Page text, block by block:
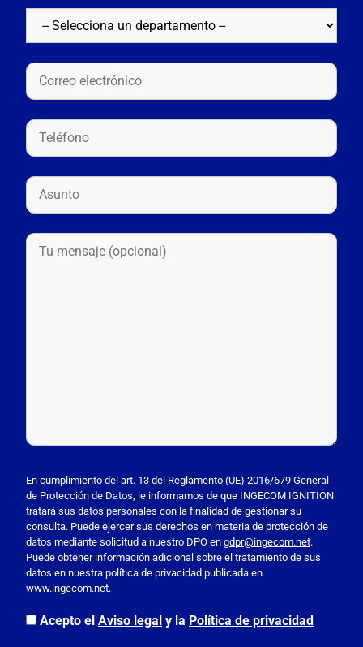
o
r
f
a
v
o
r
,
En cumplimiento del art. 13 del Reglamento (UE) 2016/679 General
de Protección de Datos, le informamos de que INGECOM IGNITION
tratará sus datos personales con la finalidad de gestionar su
consulta. Puede ejercer sus derechos en materia de protección de
datos mediante solicitud a nuestro DPO en gdpr@ingecom.net.
Puede obtener información adicional sobre el tratamiento de sus
datos en nuestra política de privacidad publicada en
www.ingecom.net.
Acepto el Aviso legal y la Política de privacidad